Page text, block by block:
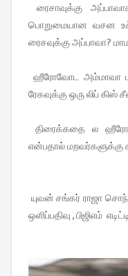
ரைசாவுக்கு
பொறுமையான வசன
ரைசவுக்கு அப்பாவா?
ஹீரோவோட அம்மாவா
ரேகவுக்கு ஒரு லிப்
திரைக்கதை ல
என்பதால்
யுவன் சங்கர் ராஜா
ஒளிப்பதிவு , பிஜிஎம்